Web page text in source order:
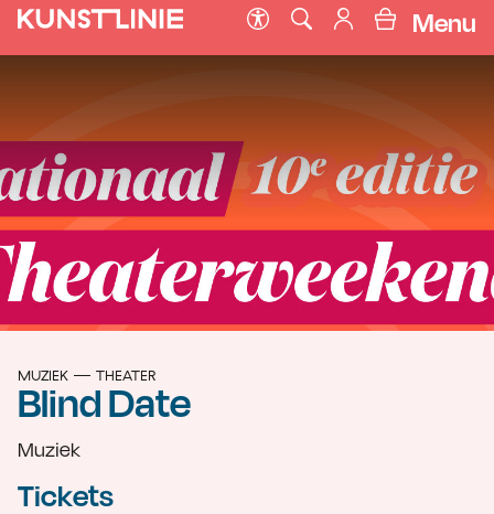
Menu
MUZIEK THEATER
Blind Date
Muziek
Tickets